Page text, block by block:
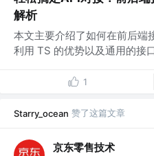
解析
本文主要介绍了如何在前后端
利用 TS 的优势以及通用的接
1
Starry_ocean 赞了这篇文章
京东零售技术